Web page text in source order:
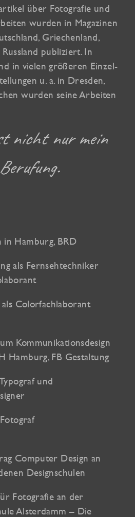
über Fotografie und
wurden in Magazinen
Griechenland,
publiziert. In
in vielen größeren Einzel-
u. a. in Dresden,
wurden seine Arbeiten
nicht nur mein
in Hamburg, BRD
als Fernsehtechniker
Colorfachlaborant
Kommunikationsdesign
Hamburg, FB Gestaltung
und
Computer Design an
Designschulen
Fotografie an der
Alsterdamm – Die